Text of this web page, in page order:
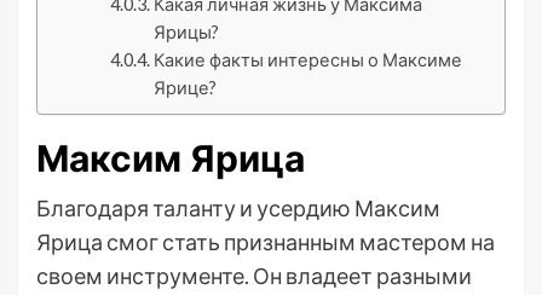
Какая личная жизнь у Максима
Ярицы?
Какие факты интересны о Максиме
Ярице?
Максим Ярица
Благодаря таланту и усердию Максим
Ярица смог стать признанным мастером на
своем инструменте. Он владеет разными